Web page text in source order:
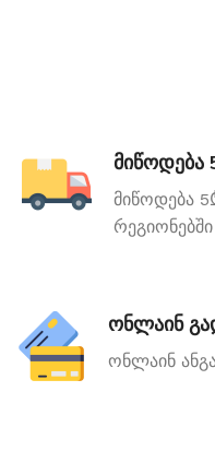
მიწოდება
მიწოდება
რეგიონებში
ონლაინ
ონლაინ